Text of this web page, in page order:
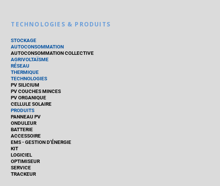
TECHNOLOGIES & PRODUITS
STOCKAGE
AUTOCONSOMMATION
AUTOCONSOMMATION COLLECTIVE
AGRIVOLTAÏSME
RÉSEAU
THERMIQUE
TECHNOLOGIES
PV SILICIUM
PV COUCHES MINCES
PV ORGANIQUE
CELLULE SOLAIRE
PRODUITS
PANNEAU PV
ONDULEUR
BATTERIE
ACCESSOIRE
EMS - GESTION D'ÉNERGIE
KIT
LOGICIEL
OPTIMISEUR
SERVICE
TRACKEUR